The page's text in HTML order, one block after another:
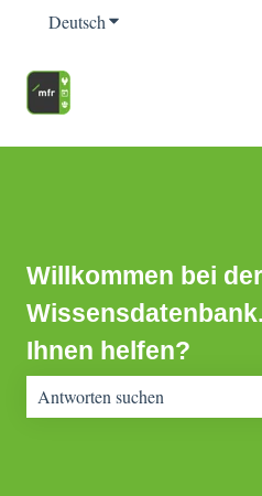
DeutschUntermenü für
Willkommen bei
Ihnen helfen?